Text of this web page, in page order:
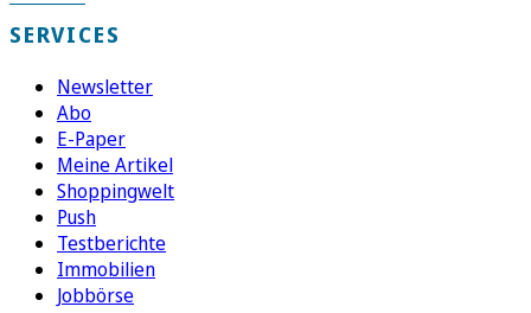
SERVICES
Newsletter
Abo
E-Paper
Meine Artikel
Shoppingwelt
Push
Testberichte
Immobilien
Jobbörse